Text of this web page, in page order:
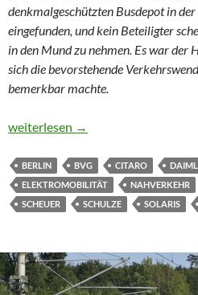
denkmalgeschützten Busdepot in
eingefunden, und kein Beteiligter
in den Mund zu nehmen. Es war der
sich die bevorstehende
bemerkbar machte.
Ein Selfie mit dem Abbiege-
weiterlesen →
BERLIN BVG CITARO
ELEKTROMOBILITÄT
NAHVERKEHR
SCHEUER
SCHULZE SOLARIS